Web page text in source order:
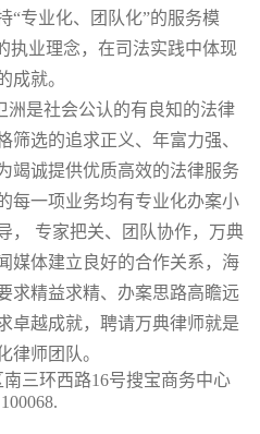
“专业化、团队化”的服务模
执业理念，在司法实践中体现
成就。
是社会公认的有良知的法律
筛选的追求正义、年富力强、
竭诚提供优质高效的法律服务
每一项业务均有专业化办案小
， 专家把关、团队协作，万典
媒体建立良好的合作关系，海
求精益求精、办案思路高瞻远
卓越成就，聘请万典律师就是
律师团队。
三环西路16号搜宝商务中心